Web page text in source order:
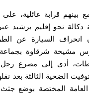
تجمع بينهم قرابة
نحو إقليم برشيد عبر
إلا أن انحراف السيارة عن
مشيخة شرقاوة بجماعة
سطات، أدى إلى مصرع
الضحية الثالثة بعد
العامة المختصة بوضع